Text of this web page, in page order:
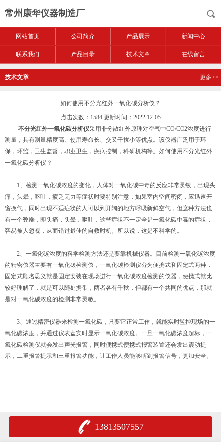
常州康华仪器制造厂
网站首页 公司简介 产品展示 新闻中心
联系我们 产品目录 技术文章 在线留言
技术文章 更多>>
如何使用不分光红外一氧化碳分析仪？
点击次数：1584 更新时间：2022-12-05
不分光红外一氧化碳分析仪采用非分散红外原理对空气中CO/CO2浓度进行
测量，具有测量精度高、使用寿命长、交叉干扰小等优点。该仪器广泛用于环
保，环监，卫生监督，职业卫生，疾病控制，科研机构等。如何使用不分光红外
一氧化碳分析仪？
1、检测一氧化碳浓度的变化，人体对一氧化碳中毒的反应非常灵敏，出现头
痛，头晕，呕吐，疲乏无力等症状时要特别注意，如果室内空间密闭，应迅速开
窗换气，同时出现不适症状的人可以到开阔的地方呼吸新鲜空气，但这种方法也
有一个弊端，即头痛，头晕，呕吐，这些症状不一定全是一氧化碳中毒的症状，
容易被人忽视，从而错过最佳的自救时机。所以说，这是不科学的。
2、一氧化碳浓度的科学检测方法还是要靠机械仪器。目前检测一氧化碳浓度
的精密仪器主要有一氧化碳检测仪，一氧化碳检测仪分为便携式和固定式两种，
固定式顾名思义就是固定安装在现场进行一氧化碳浓度检测的仪器，便携式就比
较好理解了，就是可以随处携带，两者各有千秋，但都有一个共同的优点，那就
是对一氧化碳浓度的检测非常灵敏。
3、通过精密仪器来检测一氧化碳，只要它正常工作，就能实时监控现场的一
氧化碳浓度，并通过仪表盘实时显示一氧化碳浓度。一旦一氧化碳浓度超标，一
氧化碳检测仪就会发出声光报警，同时便携式便携式报警装置还会发出震动提
示，二重报警提示和三重报警功能，让工作人员能够听到报警信号，更加安全。
13813507557